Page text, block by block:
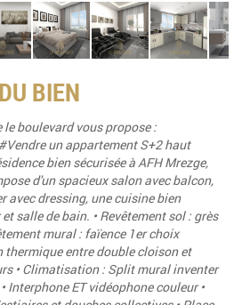
BIEN
le boulevard vous propose :
un appartement S+2 haut
bien sécurisée à AFH Mrezge,
d'un spacieux salon avec balcon,
avec dressing, une cuisine bien
salle de bain. • Revêtement sol : grès
mural : faïence 1er choix
thermique entre double cloison et
• Climatisation : Split mural inventer
Interphone ET vidéophone couleur •